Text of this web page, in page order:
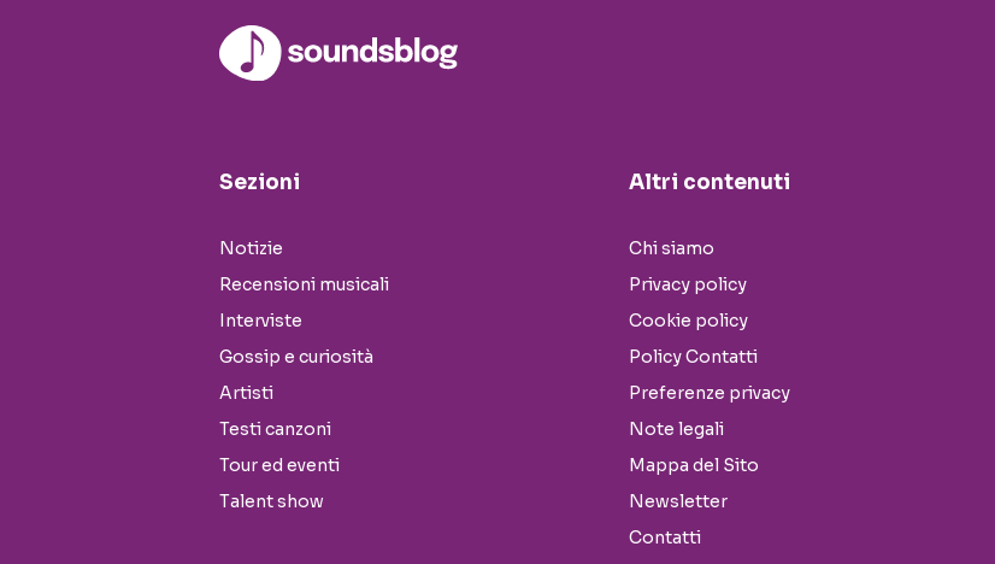
Sezioni
Notizie
Recensioni musicali
Interviste
Gossip e curiosità
Artisti
Testi canzoni
Tour ed eventi
Talent show
Altri contenuti
Chi siamo
Privacy policy
Cookie policy
Policy Contatti
Preferenze privacy
Note legali
Mappa del Sito
Newsletter
Contatti